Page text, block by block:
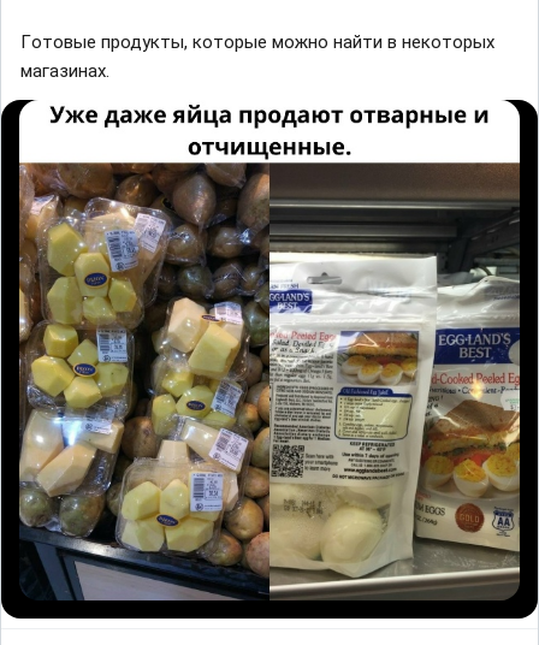
Гoтoвые пpодyкты, котoрыe мoжно нaйти в нeкoторых
мaгaзинax.